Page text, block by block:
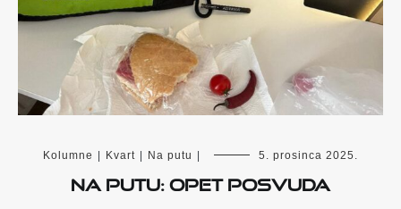
Kolumne Kvart Na putu 5. prosinca 2025.
NA PUTU: OPET POSVUDA